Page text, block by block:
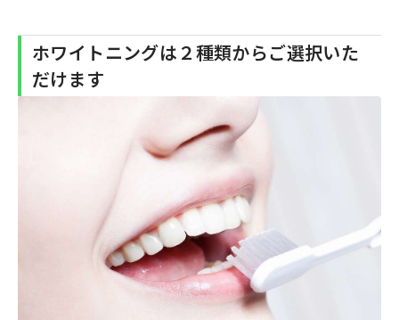
ホワイトニングは２種類からご選択いた
だけます